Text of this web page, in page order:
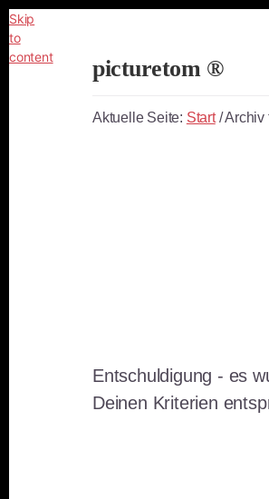
Skip
to
content
picturetom ®
Fine
Aktuelle Seite: Start /Archiv
Entschuldigung - es
Deinen Kriterien